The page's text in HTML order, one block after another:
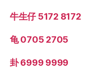
牛生仔 5172 8172
龟 0705 2705
卦 6999 9999